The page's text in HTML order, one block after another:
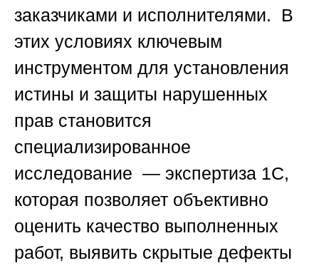
заказчиками и исполнителями. В
этих условиях ключевым
инструментом для установления
истины и защиты нарушенных
прав становится
специализированное
исследование — экспертиза 1С,
которая позволяет объективно
оценить качество выполненных
работ, выявить скрытые дефекты